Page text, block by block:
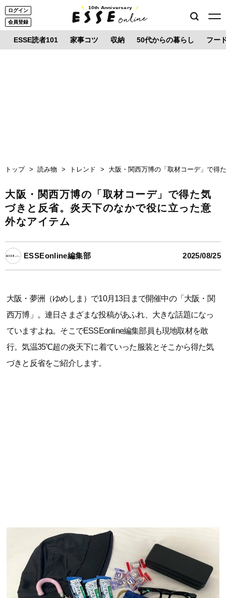
ログイン
会員登録
10th Anniversary
ESSE読者101 家事コツ 収納 50代からの暮らし フー
トップ 読み物 トレンド 大阪・関西万博の「取材コーデ」で得
大阪・関西万博の「取材コーデ」で得た気
づきと反省。炎天下のなかで役に立った意
外なアイテム
ESSEonline編集部 2025/08/25
大阪・夢洲（ゆめしま）で10月13日まで開催中の「大阪・関
西万博」。連日さまざまな投稿があふれ、大きな話題になっ
ていますよね。そこでESSEonline編集部員も現地取材を敢
行。気温35℃超の炎天下に着ていった服装とそこから得た気
づきと反省をご紹介します。